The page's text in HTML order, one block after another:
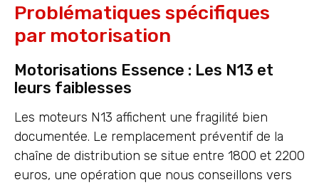
Problématiques spécifiques
par motorisation
Motorisations Essence : Les N13 et
leurs faiblesses
Les moteurs N13 affichent une fragilité bien
documentée. Le remplacement préventif de la
chaîne de distribution se situe entre 1800 et 2200
euros, une opération que nous conseillons vers